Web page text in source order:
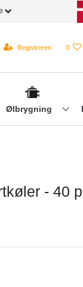
Registreren 0
Ølbrygning
- 40